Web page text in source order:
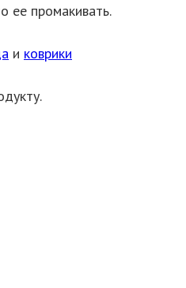
ее промакивать.
и коврики